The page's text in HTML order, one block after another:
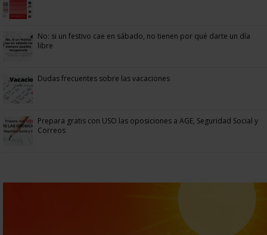
No: si un festivo cae en sábado, no tienen por qué darte un día
libre
Dudas frecuentes sobre las vacaciones
Prepara gratis con USO las oposiciones a AGE, Seguridad Social y
Correos